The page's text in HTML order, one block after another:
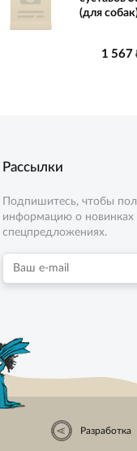
(для
1 567
Рассылки
Подпишитесь, чтобы
информацию о новинках
спецпредложениях.
Разработка